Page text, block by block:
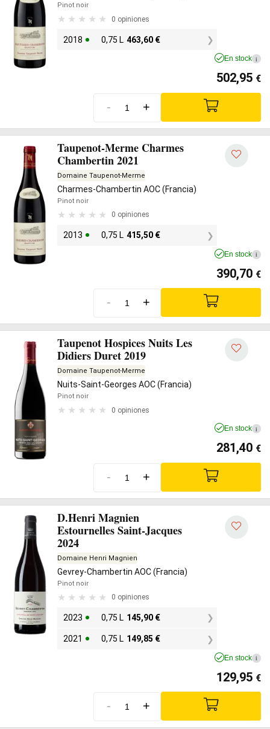
Pinot noir
0 opiniones
2018 0,75 L 463,60 €
En stock i
502,95 €
- +
Taupenot-Merme Charmes
Chambertin 2021
Domaine Taupenot-Merme
Charmes-Chambertin AOC (Francia)
Pinot noir
0 opiniones
2013 0,75 L 415,50 €
En stock i
390,70 €
- +
Taupenot Hospices Nuits Les
Didiers Duret 2019
Domaine Taupenot-Merme
Nuits-Saint-Georges AOC (Francia)
Pinot noir
0 opiniones
En stock i
281,40 €
- +
D.Henri Magnien
Estournelles Saint-Jacques
2024
Domaine Henri Magnien
Gevrey-Chambertin AOC (Francia)
Pinot noir
0 opiniones
2023 0,75 L 145,90 €
2021 0,75 L 149,85 €
En stock i
129,95 €
- +